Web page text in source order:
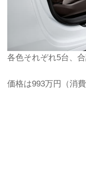
各色それぞれ5台、合
価格は993万円（消費